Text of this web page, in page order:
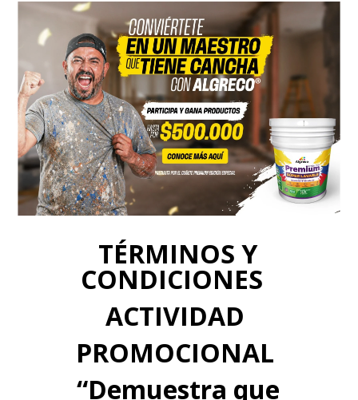
TÉRMINOS Y
CONDICIONES
ACTIVIDAD
PROMOCIONAL
“Demuestra que